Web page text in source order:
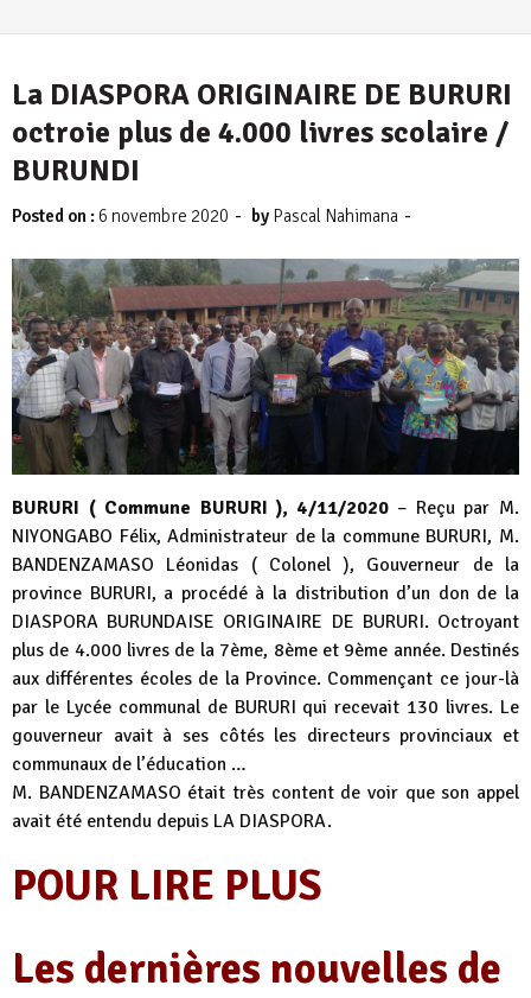
La DIASPORA ORIGINAIRE DE BURURI
octroie plus de 4.000 livres scolaire /
BURUNDI
Posted on :6 novembre 2020 - by Pascal Nahimana -
BURURI ( Commune BURURI ), 4/11/2020– Reçu par M.
NIYONGABO Félix, Administrateur de la commune BURURI, M.
BANDENZAMASO Léonidas ( Colonel ), Gouverneur de la
province BURURI, a procédé à la distribution d’un don de la
DIASPORA BURUNDAISE ORIGINAIRE DE BURURI. Octroyant
plus de 4.000 livres de la 7ème, 8ème et 9ème année. Destinés
aux différentes écoles de la Province. Commençant ce jour-là
par le Lycée communal de BURURI qui recevait 130 livres. Le
gouverneur avait à ses côtés les directeurs provinciaux et
communaux de l’éducation …
M. BANDENZAMASO était très content de voir que son appel
avait été entendu depuis LA DIASPORA.
POUR LIRE PLUS
Les dernières nouvelles de